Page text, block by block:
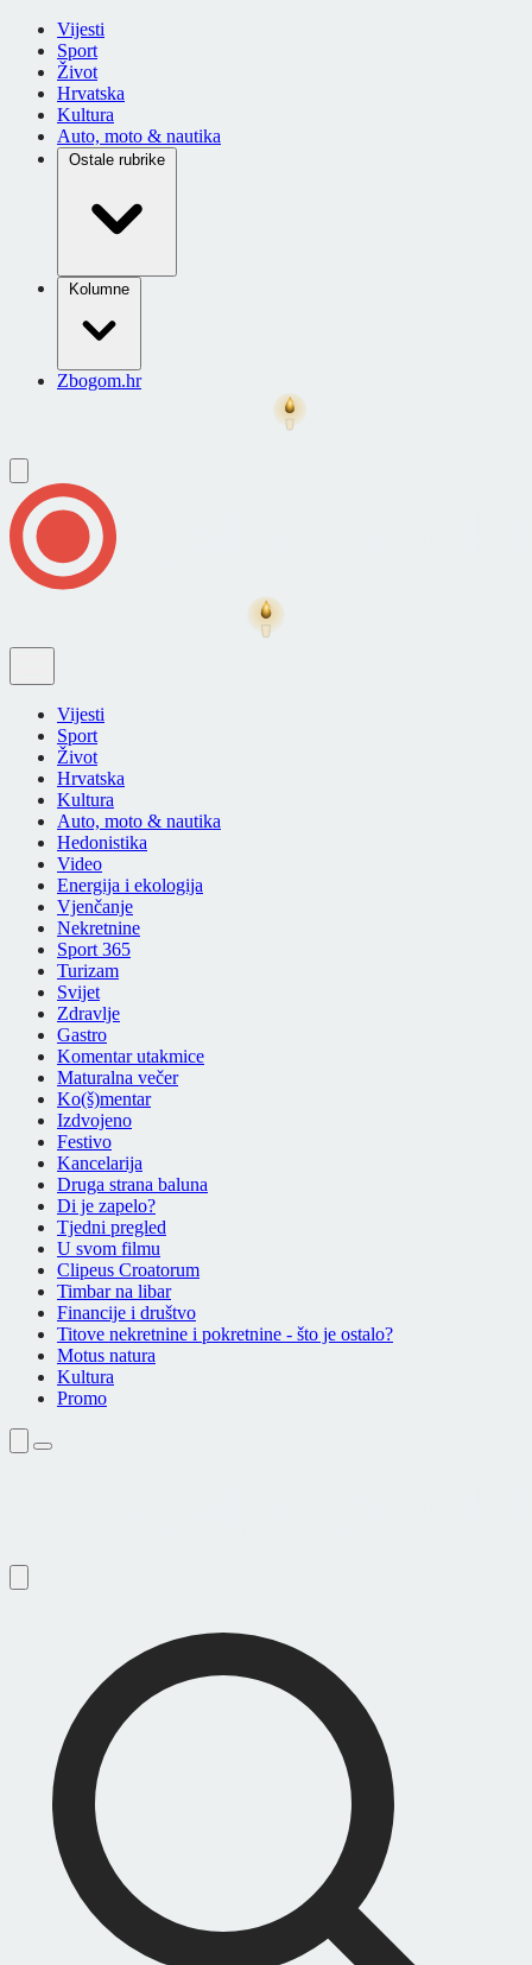
Vijesti
Sport
Život
Hrvatska
Kultura
Auto, moto & nautika
Ostale rubrike
Kolumne
Zbogom.hr
Vijesti
Sport
Život
Hrvatska
Kultura
Auto, moto & nautika
Hedonistika
Video
Energija i ekologija
Vjenčanje
Nekretnine
Sport 365
Turizam
Svijet
Zdravlje
Gastro
Komentar utakmice
Maturalna večer
Ko(š)mentar
Izdvojeno
Festivo
Kancelarija
Druga strana baluna
Di je zapelo?
Tjedni pregled
U svom filmu
Clipeus Croatorum
Timbar na libar
Financije i društvo
Titove nekretnine i pokretnine - što je ostalo?
Motus natura
Kultura
Promo